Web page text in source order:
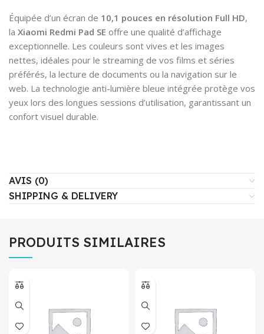
Équipée d’un écran de 10,1 pouces en résolution Full HD,
la Xiaomi Redmi Pad SE offre une qualité d’affichage
exceptionnelle. Les couleurs sont vives et les images
nettes, idéales pour le streaming de vos films et séries
préférés, la lecture de documents ou la navigation sur le
web. La technologie anti-lumière bleue intégrée protège vos
yeux lors des longues sessions d’utilisation, garantissant un
confort visuel durable.
AVIS (0)
SHIPPING & DELIVERY
PRODUITS SIMILAIRES